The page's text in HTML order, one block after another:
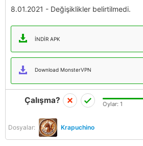
8.01.2021 - Değişiklikler belirtilmedi.
İNDIR APK
Download MonsterVPN
Dosyalar: Krapuchino
Çalışma? Oylar: 1